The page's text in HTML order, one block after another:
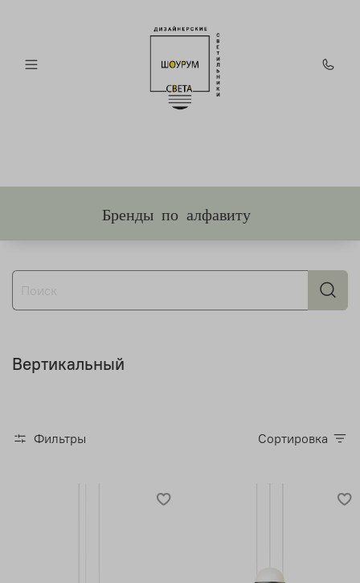
Бренды по алфавиту
Вертикальный
Фильтры Сортировка